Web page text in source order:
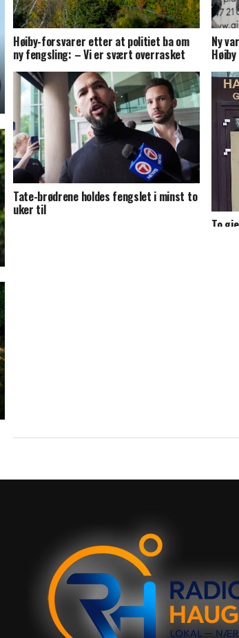
Høiby-forsvarer etter at politiet ba om
ny fengsling: – Vi er svært overrasket
Ny
Høiby
Tate-brødrene holdes fengslet i minst to
uker til
To